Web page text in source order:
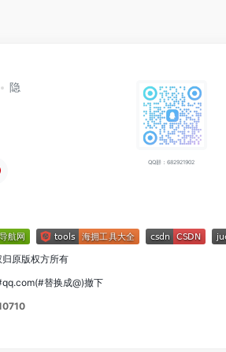
隐
QQ群：682921902
原版权方所有
替换成@)撤下